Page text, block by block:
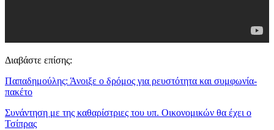
Διαβάστε επίσης:
Παπαδημούλης: Άνοιξε ο δρόμος για ρευστότητα και συμφωνία-
πακέτο
Συνάντηση με της καθαρίστριες του υπ. Οικονομικών θα έχει ο
Τσίπρας